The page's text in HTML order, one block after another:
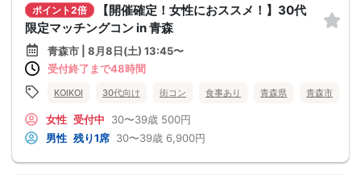
ポイント2倍
【開催確定！女性におススメ！】30代
限定マッチングコン in 青森
青森市 | 8月8日(土) 13:45〜
受付終了まで48時間
KOIKOI 30代向け 街コン 食事あり 青森県 青森市
女性 受付中 30〜39歳 500円
男性 残り1席 30〜39歳 6,900円